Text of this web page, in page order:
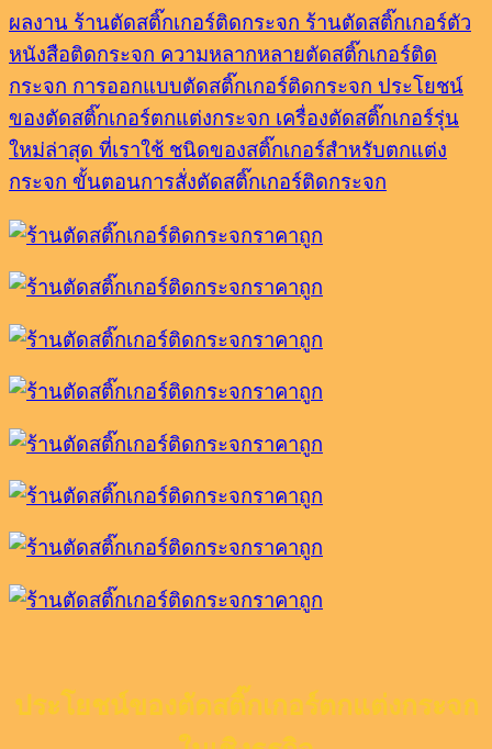
ผลงาน ร้านตัดสติ๊กเกอร์ติดกระจก ร้านตัดสติ๊กเกอร์ตัว
หนังสือติดกระจก ความหลากหลายตัดสติ๊กเกอร์ติด
กระจก การออกแบบตัดสติ๊กเกอร์ติดกระจก ประโยชน์
ของตัดสติ๊กเกอร์ตกแต่งกระจก เครื่องตัดสติ๊กเกอร์รุ่น
ใหม่ล่าสุด ที่เราใช้ ชนิดของสติ๊กเกอร์สำหรับตกแต่ง
กระจก ขั้นตอนการสั่งตัดสติ๊กเกอร์ติดกระจก
ประโยชน์ของตัดสติ๊กเกอร์ตกแต่งกระจก